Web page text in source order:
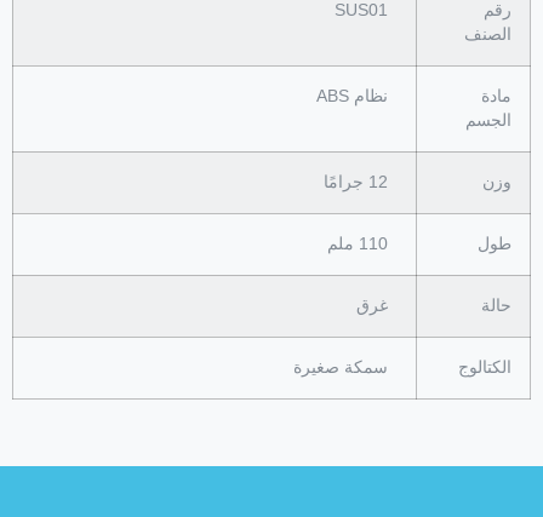
رقم
الصنف
مادة
الجسم
نظام ABS
وزن
طول
حالة غرق
الكتالوج سمكة صغيرة